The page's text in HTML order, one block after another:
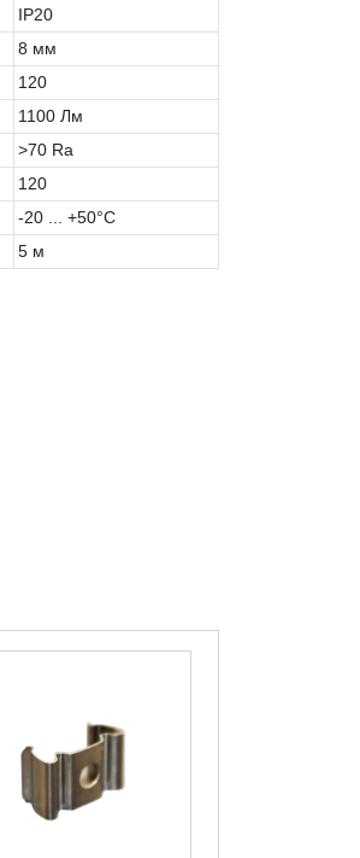
IP20
8 мм
120
1100 Лм
>70 Ra
120
-20 ... +50°С
5 м